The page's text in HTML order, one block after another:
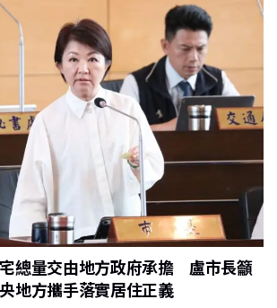
總量交由地方政府承擔 盧市長籲
地方攜手落實居住正義